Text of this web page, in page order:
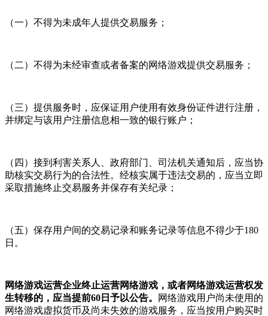
（一）不得为未成年人提供交易服务；
（二）不得为未经审查或者备案的网络游戏提供交易服务；
（三）提供服务时，应保证用户使用有效身份证件进行注册，
并绑定与该用户注册信息相一致的银行账户；
（四）接到利害关系人、政府部门、司法机关通知后，应当协
助核实交易行为的合法性。经核实属于违法交易的，应当立即
采取措施终止交易服务并保存有关纪录；
（五）保存用户间的交易记录和账务记录等信息不得少于180
日。
网络游戏运营企业终止运营网络游戏，或者网络游戏运营权发
生转移的，应当提前60日予以公告。
网络游戏用户尚未使用的
网络游戏虚拟货币及尚未失效的游戏服务，应当按用户购买时